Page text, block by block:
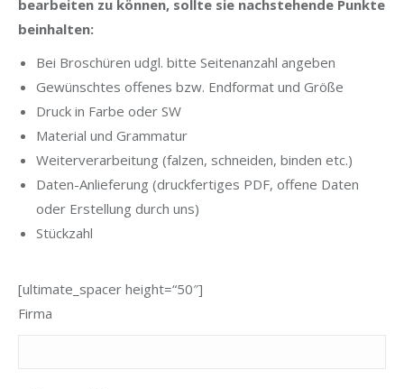
bearbeiten zu können, sollte sie nachstehende Punkte
beinhalten:
Bei Broschüren udgl. bitte Seitenanzahl angeben
Gewünschtes offenes bzw. Endformat und Größe
Druck in Farbe oder SW
Material und Grammatur
Weiterverarbeitung (falzen, schneiden, binden etc.)
Daten-Anlieferung (druckfertiges PDF, offene Daten
oder Erstellung durch uns)
Stückzahl
[ultimate_spacer height=“50″]
Firma